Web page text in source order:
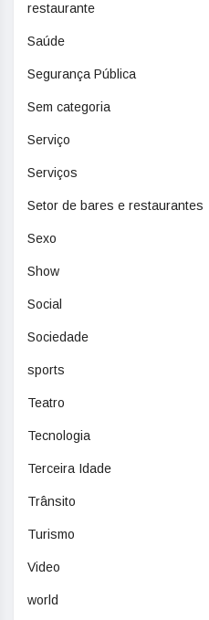
restaurante
Saúde
Segurança Pública
Sem categoria
Serviço
Serviços
Setor de bares e restaurantes
Sexo
Show
Social
Sociedade
sports
Teatro
Tecnologia
Terceira Idade
Trânsito
Turismo
Video
world